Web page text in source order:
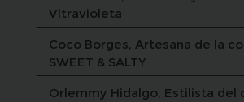
Vltravioleta
Coco Borges, Artesana de la
SWEET & SALTY
Orlemmy Hidalgo, Estilista del